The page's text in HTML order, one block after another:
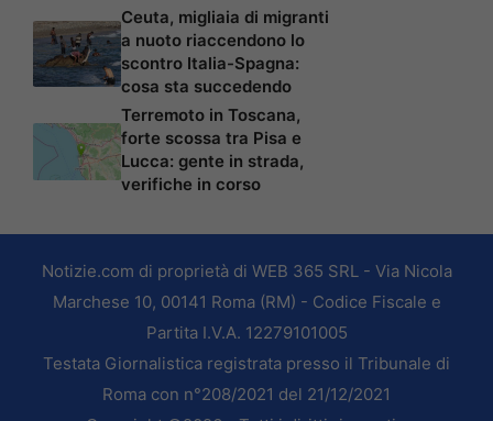
Ceuta, migliaia di migranti
a nuoto riaccendono lo
scontro Italia-Spagna:
cosa sta succedendo
Terremoto in Toscana,
forte scossa tra Pisa e
Lucca: gente in strada,
verifiche in corso
Notizie.com di proprietà di WEB 365 SRL - Via Nicola
Marchese 10, 00141 Roma (RM) - Codice Fiscale e
Partita I.V.A. 12279101005
Testata Giornalistica registrata presso il Tribunale di
Roma con n°208/2021 del 21/12/2021